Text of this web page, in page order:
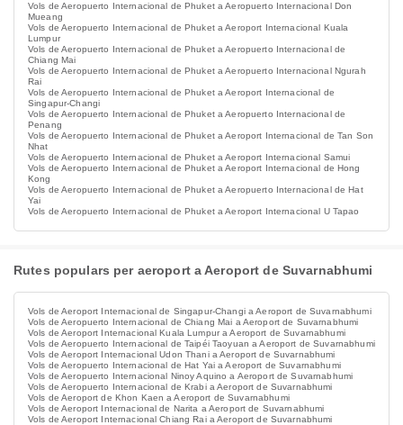
Vols de Aeropuerto Internacional de Phuket a Aeropuerto Internacional Don
Mueang
Vols de Aeropuerto Internacional de Phuket a Aeroport Internacional Kuala
Lumpur
Vols de Aeropuerto Internacional de Phuket a Aeropuerto Internacional de
Chiang Mai
Vols de Aeropuerto Internacional de Phuket a Aeropuerto Internacional Ngurah
Rai
Vols de Aeropuerto Internacional de Phuket a Aeroport Internacional de
Singapur-Changi
Vols de Aeropuerto Internacional de Phuket a Aeropuerto Internacional de
Penang
Vols de Aeropuerto Internacional de Phuket a Aeroport Internacional de Tan Son
Nhat
Vols de Aeropuerto Internacional de Phuket a Aeroport Internacional Samui
Vols de Aeropuerto Internacional de Phuket a Aeroport Internacional de Hong
Kong
Vols de Aeropuerto Internacional de Phuket a Aeropuerto Internacional de Hat
Yai
Vols de Aeropuerto Internacional de Phuket a Aeroport Internacional U Tapao
Rutes populars per aeroport a Aeroport de Suvarnabhumi
Vols de Aeroport Internacional de Singapur-Changi a Aeroport de Suvarnabhumi
Vols de Aeropuerto Internacional de Chiang Mai a Aeroport de Suvarnabhumi
Vols de Aeroport Internacional Kuala Lumpur a Aeroport de Suvarnabhumi
Vols de Aeropuerto Internacional de Taipéi Taoyuan a Aeroport de Suvarnabhumi
Vols de Aeroport Internacional Udon Thani a Aeroport de Suvarnabhumi
Vols de Aeropuerto Internacional de Hat Yai a Aeroport de Suvarnabhumi
Vols de Aeropuerto Internacional Ninoy Aquino a Aeroport de Suvarnabhumi
Vols de Aeropuerto Internacional de Krabi a Aeroport de Suvarnabhumi
Vols de Aeroport de Khon Kaen a Aeroport de Suvarnabhumi
Vols de Aeroport Internacional de Narita a Aeroport de Suvarnabhumi
Vols de Aeroport Internacional Chiang Rai a Aeroport de Suvarnabhumi